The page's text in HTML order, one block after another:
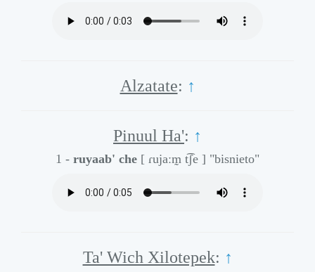
Alzatate: ↑
Pinuul Ha': ↑
1 - ruyaab' che [ ɾujaːm̰ t͡ʃe ] "bisnieto"
Ta' Wich Xilotepek: ↑